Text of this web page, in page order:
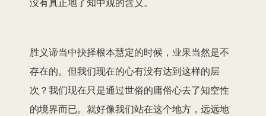
胜义谛当中抉择根本慧定的时候，业果当然是不
存在的。但我们现在的心有没有达到这样的层
次？我们现在只是通过世俗的庸俗心去了知空性
的境界而已。就好像我们站在这个地方，远远地